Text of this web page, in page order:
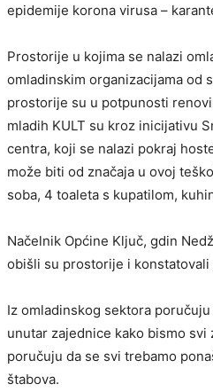
epidemije korona virusa –
Prostorije u kojima se nalazi
omladinskim organizacijama od
prostorije su u potpunosti
mladih KULT su kroz inicijativu
centra, koji se nalazi pokraj
može biti od značaja u ovoj
soba, 4 toaleta s kupatilom,
Načelnik Općine Ključ, gdin
obišli su prostorije i
Iz omladinskog sektora
unutar zajednice kako bismo
poručuju da se svi trebamo
štabova.